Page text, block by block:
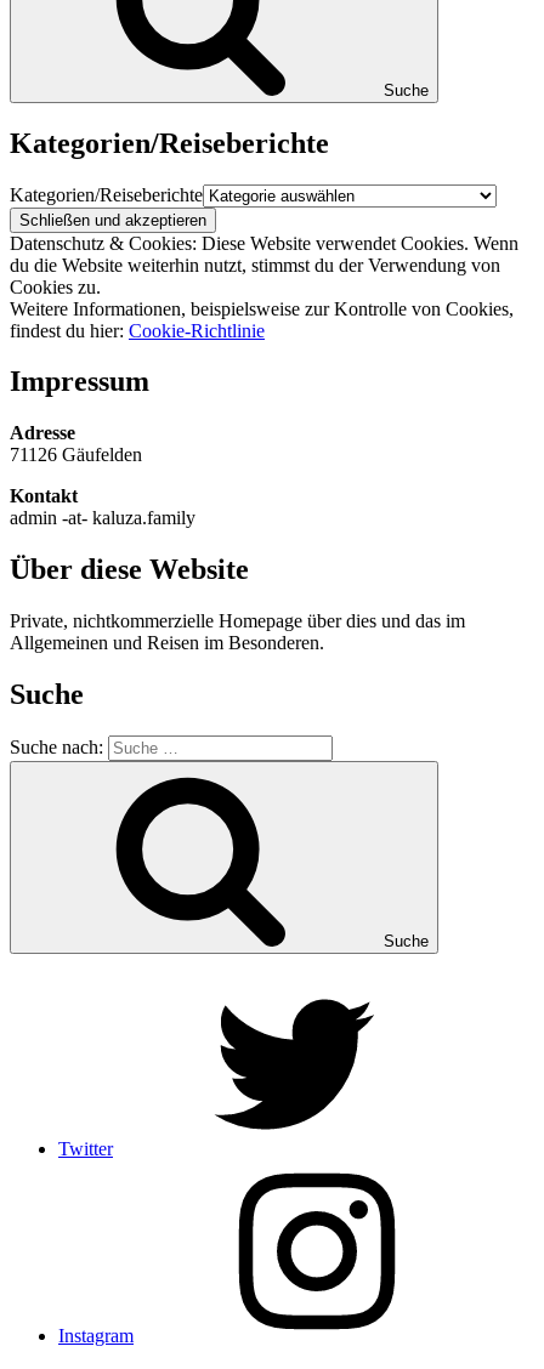
Suche
Kategorien/Reiseberichte
Kategorien/Reiseberichte
Datenschutz & Cookies: Diese Website verwendet Cookies. Wenn
du die Website weiterhin nutzt, stimmst du der Verwendung von
Cookies zu.
Weitere Informationen, beispielsweise zur Kontrolle von Cookies,
findest du hier: Cookie-Richtlinie
Impressum
Adresse
71126 Gäufelden
Kontakt
admin -at- kaluza.family
Über diese Website
Private, nichtkommerzielle Homepage über dies und das im
Allgemeinen und Reisen im Besonderen.
Suche
Suche nach:
Suche
Twitter
Instagram